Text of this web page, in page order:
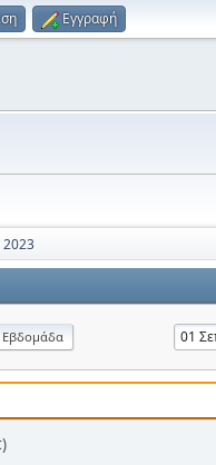
Εγγραφή
2023
Εβδομάδα